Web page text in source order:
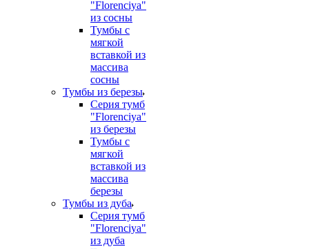
"Florenciya"
из сосны
Тумбы с
мягкой
вставкой из
массива
сосны
Тумбы из березы
Серия тумб
"Florenciya"
из березы
Тумбы с
мягкой
вставкой из
массива
березы
Тумбы из дуба
Серия тумб
"Florenciya"
из дуба